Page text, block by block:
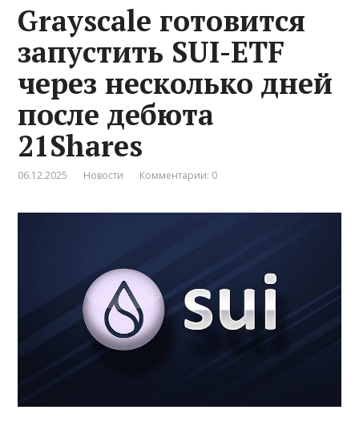
Grayscale готовится
запустить SUI-ETF
через несколько дней
после дебюта
21Shares
06.12.2025 Новости Комментарии: 0